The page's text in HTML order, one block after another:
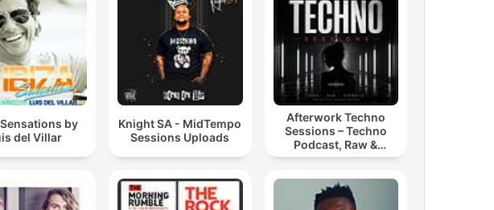
by
del Villar
Knight SA - MidTempo
Sessions Uploads
Afterwork Techno
Sessions – Techno
Podcast, Raw &
Hypnotic Techno